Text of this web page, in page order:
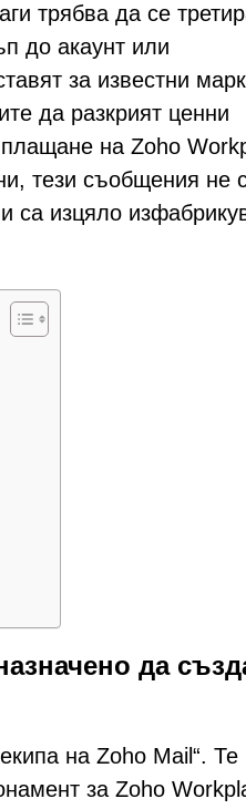
трябва да се
до акаунт или
за известни
да разкрият ценни
на Zoho
тези съобщения не
са изцяло
да
на Zoho Mail“. Те
за Zoho